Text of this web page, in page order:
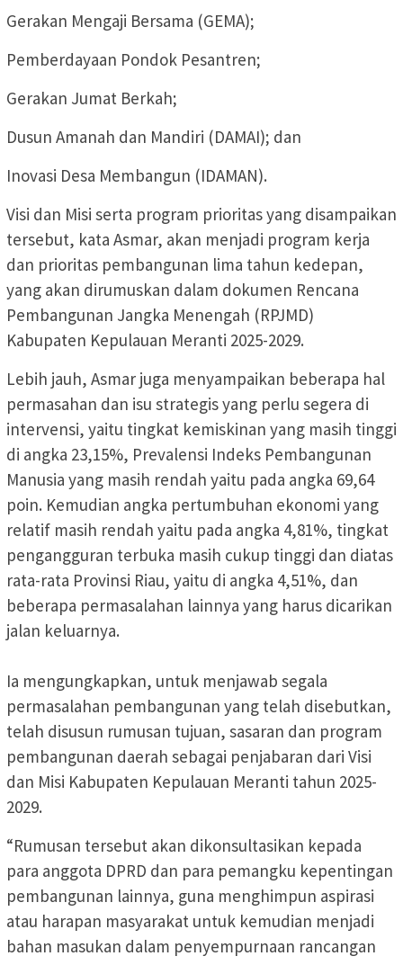
Gerakan Mengaji Bersama (GEMA);
Pemberdayaan Pondok Pesantren;
Gerakan Jumat Berkah;
Dusun Amanah dan Mandiri (DAMAI); dan
Inovasi Desa Membangun (IDAMAN).
Visi dan Misi serta program prioritas yang disampaikan
tersebut, kata Asmar, akan menjadi program kerja
dan prioritas pembangunan lima tahun kedepan,
yang akan dirumuskan dalam dokumen Rencana
Pembangunan Jangka Menengah (RPJMD)
Kabupaten Kepulauan Meranti 2025-2029.
Lebih jauh, Asmar juga menyampaikan beberapa hal
permasahan dan isu strategis yang perlu segera di
intervensi, yaitu tingkat kemiskinan yang masih tinggi
di angka 23,15%, Prevalensi Indeks Pembangunan
Manusia yang masih rendah yaitu pada angka 69,64
poin. Kemudian angka pertumbuhan ekonomi yang
relatif masih rendah yaitu pada angka 4,81%, tingkat
pengangguran terbuka masih cukup tinggi dan diatas
rata-rata Provinsi Riau, yaitu di angka 4,51%, dan
beberapa permasalahan lainnya yang harus dicarikan
jalan keluarnya.
Ia mengungkapkan, untuk menjawab segala
permasalahan pembangunan yang telah disebutkan,
telah disusun rumusan tujuan, sasaran dan program
pembangunan daerah sebagai penjabaran dari Visi
dan Misi Kabupaten Kepulauan Meranti tahun 2025-
2029.
“Rumusan tersebut akan dikonsultasikan kepada
para anggota DPRD dan para pemangku kepentingan
pembangunan lainnya, guna menghimpun aspirasi
atau harapan masyarakat untuk kemudian menjadi
bahan masukan dalam penyempurnaan rancangan